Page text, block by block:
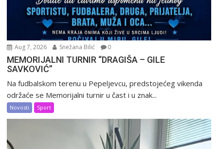
Aug 7, 2026 Snežana Bilić 0
MEMORIJALNI TURNIR “DRAGIŠA – GILE
SAVKOVIĆ”
Na fudbalskom terenu u Pepeljevcu, predstojećeg vikenda
održaće se Memorijalni turnir u čast i u znak...
Novosti Sport